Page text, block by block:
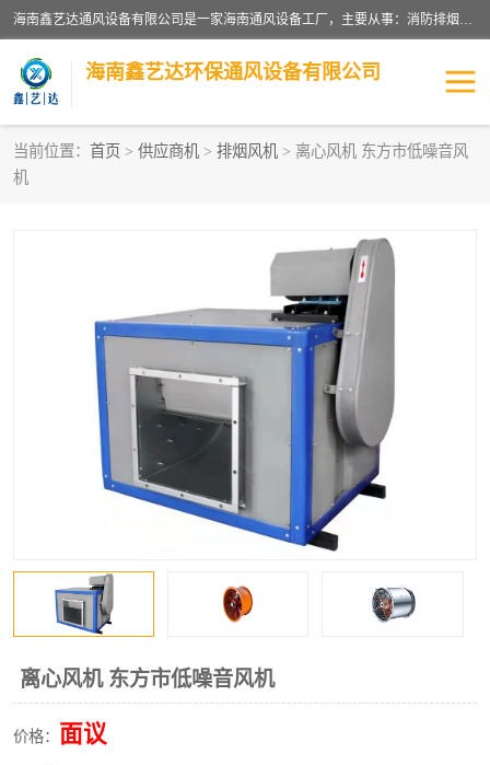
海南鑫艺达通风设备有限公司是一家海南通风设备工厂，主要从事：消防排烟工程、油烟净化工程、厨房排烟工程、酒店厨房设备、新风排风系统、镀锌铁皮管道加工、暖通工程、通风管道安装、消防火阀百叶风口等业务。公司拥有管道及配件一体化工厂生产线，良好的售后服务，良好的设计团队，良好的施工团队、良好管理人员，掌握畅通丰富的信息、市场渠道。
海南鑫艺达环保通风设备有限公司
当前位置： 首页 > 供应商机 > 排烟风机 > 离心风机 东方市低噪音风
机
离心风机 东方市低噪音风机
价格： 面议
海南酒店厨房设备
管道配件
风机系列 镁质防火风管
通风设备 通风管道
消防阀门 消防风机
镀锌矩形风管
不锈钢烟罩
排烟风机 百叶风口
油烟净化器